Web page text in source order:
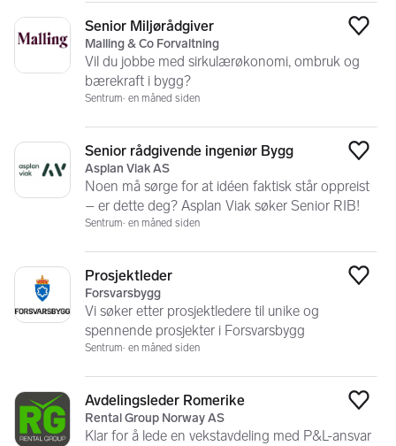
Senior Miljørådgiver
Malling & Co Forvaltning
Vil du jobbe med sirkulærøkonomi, ombruk og
bærekraft i bygg?
Sentrum en måned siden
Senior rådgivende ingeniør Bygg
Asplan Viak AS
Noen må sørge for at idéen faktisk står oppreist
– er dette deg? Asplan Viak søker Senior RIB!
Sentrum en måned siden
Prosjektleder
Forsvarsbygg
Vi søker etter prosjektledere til unike og
spennende prosjekter i Forsvarsbygg
Sentrum en måned siden
Avdelingsleder Romerike
Rental Group Norway AS
Klar for å lede en vekstavdeling med P&L-ansvar